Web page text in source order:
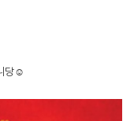
당☺